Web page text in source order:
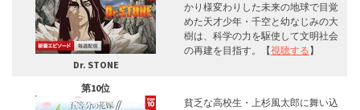
Dr. STONE
かり様変わりした未来の地球で目覚
めた天才少年・千空と幼なじみの大
樹は、科学の力を駆使して文明社会
の再建を目指す。【視聴する】
第10位
貧乏な高校生・上杉風太郎に舞い込